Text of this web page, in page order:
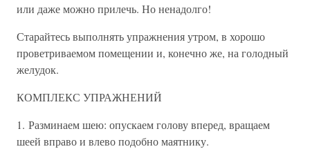
или даже можно прилечь. Но ненадолго!
Старайтесь выполнять упражнения утром, в хорошо
проветриваемом помещении и, конечно же, на голодный
желудок.
КОМПЛЕКС УПРАЖНЕНИЙ
1. Разминаем шею: опускаем голову вперед, вращаем
шеей вправо и влево подобно маятнику.